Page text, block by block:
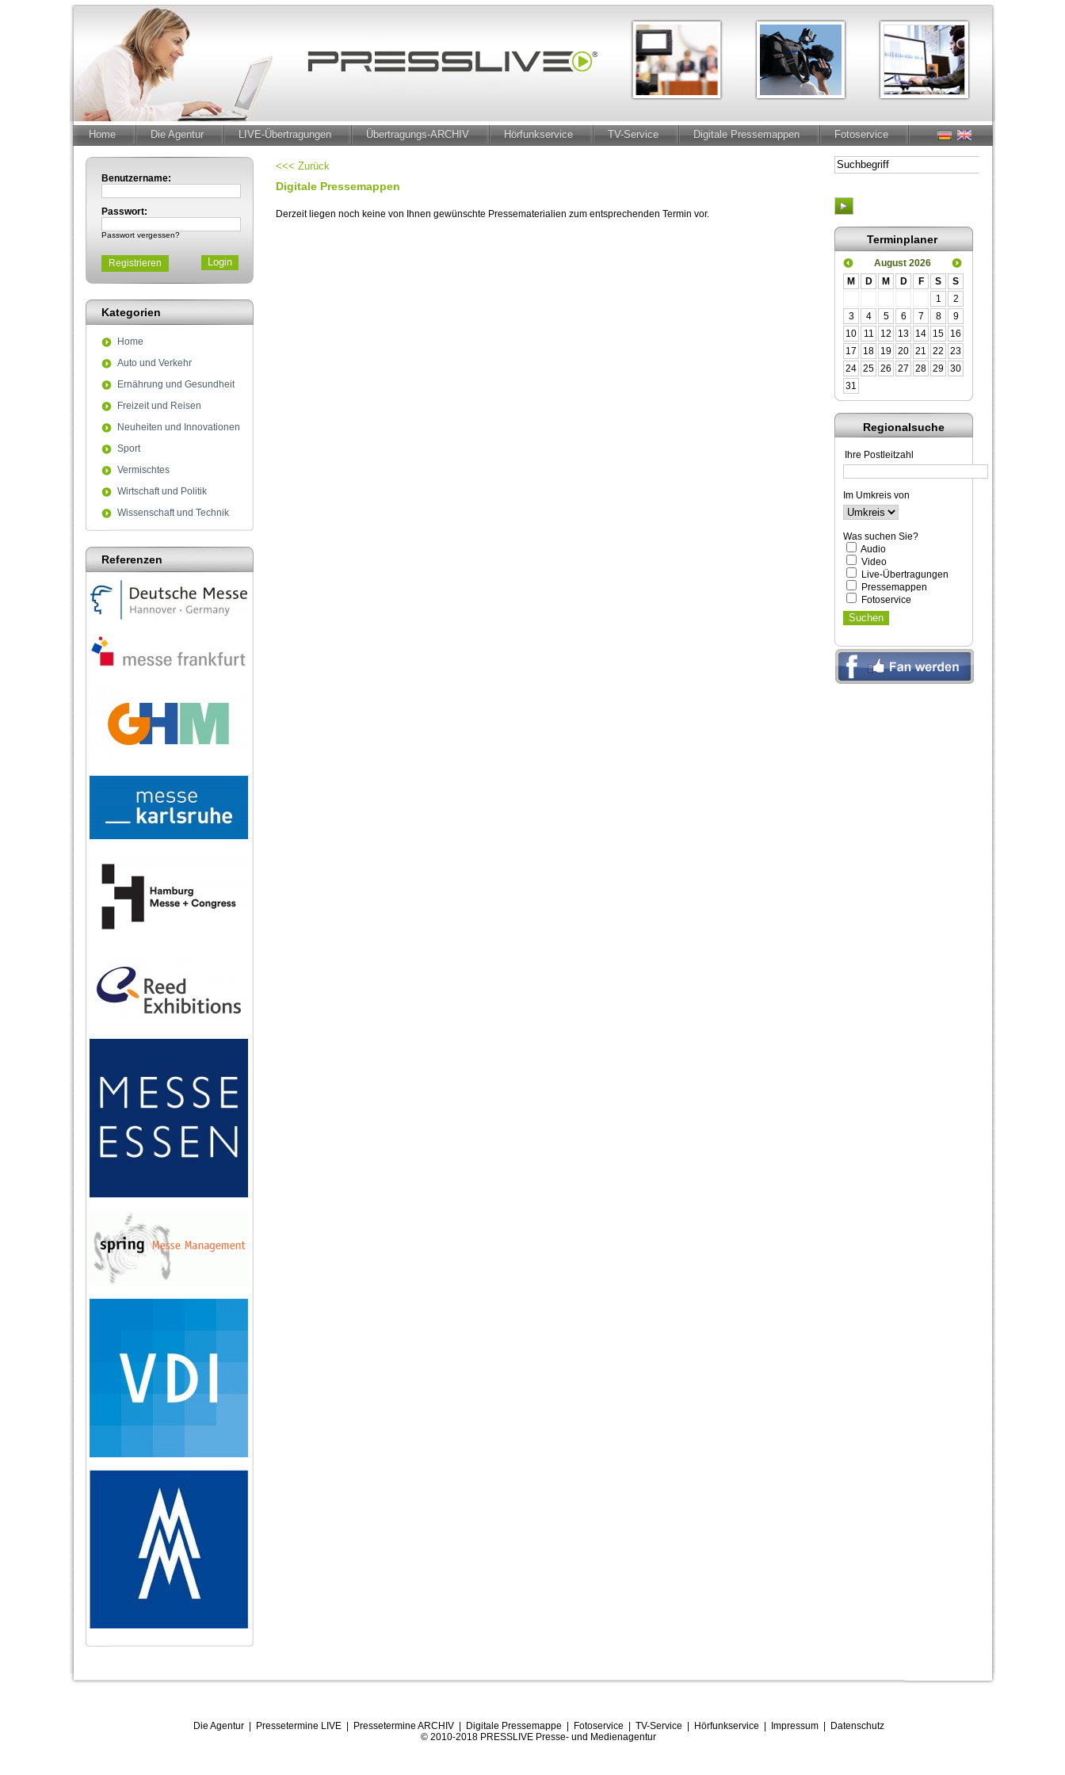
Home Die Agentur LIVE-Übertragungen Übertragungs-ARCHIV Hörfunkservice TV-Service Digitale Pressemappen Fotoservice
Benutzername:
Passwort:
Passwort vergessen?
Registrieren
Kategorien
Home
Auto und Verkehr
Ernährung und Gesundheit
Freizeit und Reisen
Neuheiten und Innovationen
Sport
Vermischtes
Wirtschaft und Politik
Wissenschaft und Technik
Referenzen
<<< Zurück
Digitale Pressemappen
Derzeit liegen noch keine von Ihnen gewünschte Pressematerialien zum entsprechenden Termin vor.
Terminplaner
August 2026
M
D M D F S
S
1
2
3
4 5 6 7 8
9
10
11 12 13 14 15
16
17
18 19 20 21 22
23
24 25 26 27 28 29 30
31
Regionalsuche
Ihre Postleitzahl
Im Umkreis von
Was suchen Sie?
Audio
Video
Live-Übertragungen
Pressemappen
Fotoservice
Die Agentur| Pressetermine LIVE| Pressetermine ARCHIV| Digitale Pressemappe Fotoservice TV-Service Hörfunkservice Impressum| Datenschutz
© 2010-2018 PRESSLIVE Presse- und Medienagentur